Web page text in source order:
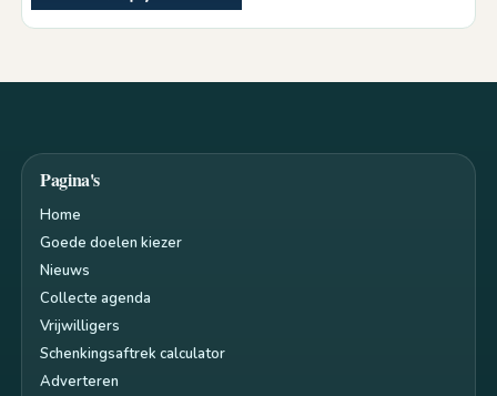
Pagina's
Home
Goede doelen kiezer
Nieuws
Collecte agenda
Vrijwilligers
Schenkingsaftrek calculator
Adverteren